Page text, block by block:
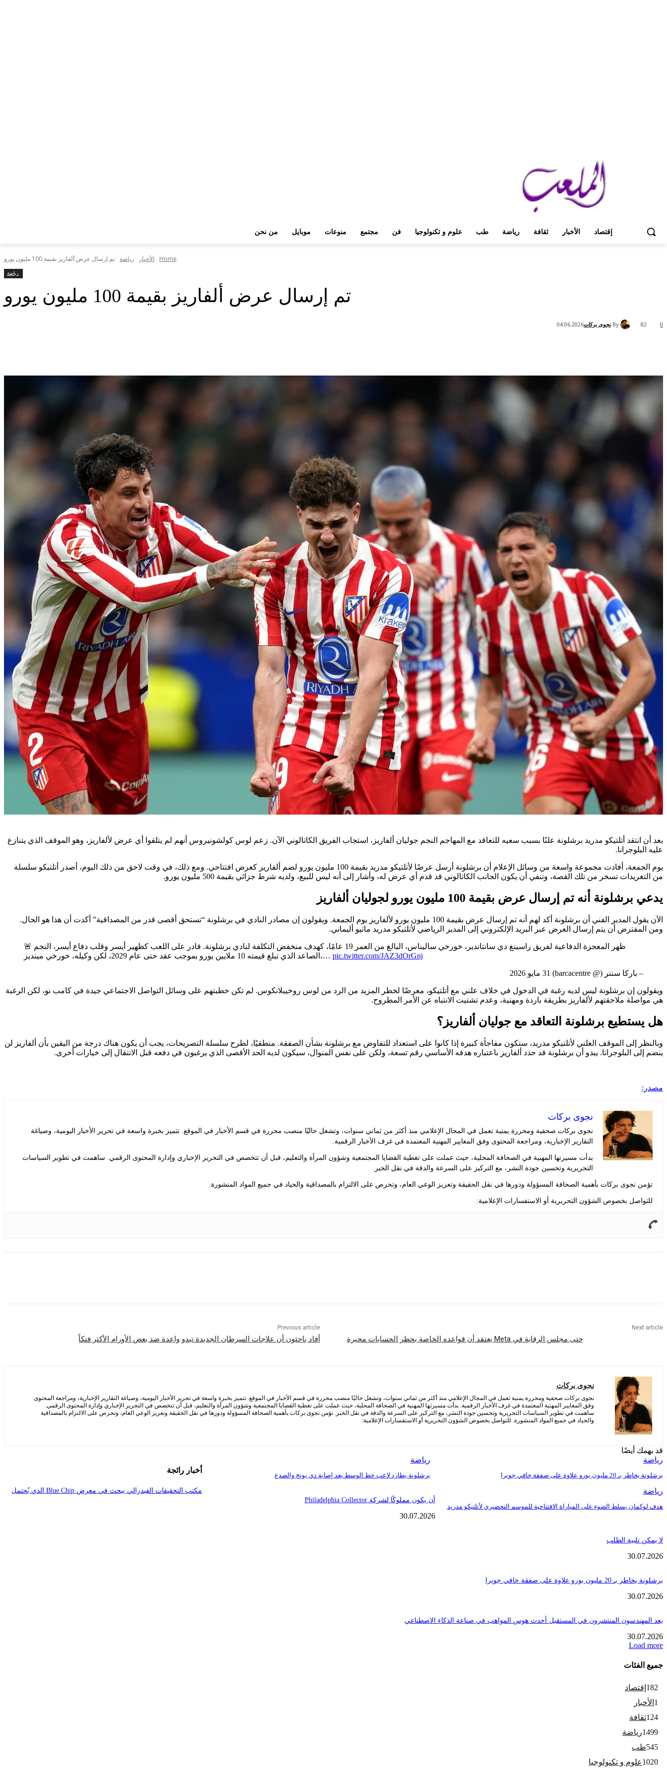
إقتصاد الأخبار ثقافة رياضة طب علوم و تكنولوجيا فن مجتمع منوعات موبايل من نحن
Home الأخبار رياضة تم إرسال عرض ألفاريز بقيمة 100 مليون يورو
رياضة
تم إرسال عرض ألفاريز بقيمة 100 مليون يورو
By نجوى بركات04.06.2026 0
82
بعد أن انتقد أتلتيكو مدريد برشلونة علنًا بسبب سعيه للتعاقد مع المهاجم النجم جوليان ألفاريز، استجاب الفريق الكاتالوني الآن. زعم لوس كولشونيروس أنهم لم يتلقوا أي عرض لألفاريز، وهو الموقف الذي يتنازع
عليه البلوجرانا.
يوم الجمعة، أفادت مجموعة واسعة من وسائل الإعلام أن برشلونة أرسل عرضًا لأتلتيكو مدريد بقيمة 100 مليون يورو لضم ألفاريز كعرض افتتاحي. ومع ذلك، في وقت لاحق من ذلك اليوم، أصدر أتلتيكو سلسلة
من التغريدات تسخر من تلك القصة، وتنفي أن يكون الجانب الكاتالوني قد قدم أي عرض له، وأشار إلى أنه ليس للبيع، ولديه شرط جزائي بقيمة 500 مليون يورو.
يدعي برشلونة أنه تم إرسال عرض بقيمة 100 مليون يورو لجوليان ألفاريز
الآن يقول المدير الفني أن برشلونة أكد لهم أنه تم إرسال عرض بقيمة 100 مليون يورو لألفاريز يوم الجمعة. ويقولون إن مصادر النادي في برشلونة “تستحق أقصى قدر من المصداقية” أكدت أن هذا هو الحال.
ومن المفترض أن يتم إرسال العرض عبر البريد الإلكتروني إلى المدير الرياضي لأتلتيكو مدريد ماتيو أليماني.
🚨 ظهر المعجزة الدفاعية لفريق راسينغ دي سانتاندير، خورخي ساليناس، البالغ من العمر 19 عامًا، كهدف منخفض التكلفة لنادي برشلونة. قادر على اللعب كظهير أيسر وقلب دفاع أيسر، النجم
الصاعد الذي تبلغ قيمته 10 ملايين يورو بموجب عقد حتى عام 2029، لكن وكيله، خورخي مينديز،… pic.twitter.com/JAZ3dOrGnj
– باركا سنتر (@ barcacentre) 31 مايو 2026
ويقولون إن برشلونة ليس لديه رغبة في الدخول في خلاف علني مع أتلتيكو، معرضًا لخطر المزيد من الرد من لوس روخيبلانكوس. لم تكن خطبتهم على وسائل التواصل الاجتماعي جيدة في كامب نو، لكن الرغبة
هي مواصلة ملاحقتهم لألفاريز بطريقة باردة ومهنية، وعدم تشتيت الانتباه عن الأمر المطروح.
هل يستطيع برشلونة التعاقد مع جوليان ألفاريز؟
وبالنظر إلى الموقف العلني لأتلتيكو مدريد، ستكون مفاجأة كبيرة إذا كانوا على استعداد للتفاوض مع برشلونة بشأن الصفقة. منطقيًا، لطرح سلسلة التصريحات، يجب أن يكون هناك درجة من اليقين بأن ألفاريز لن
ينضم إلى البلوجرانا. يبدو أن برشلونة قد حدد ألفاريز باعتباره هدفه الأساسي رقم تسعة، ولكن على نفس المنوال، سيكون لديه الحد الأقصى الذي يرغبون في دفعه قبل الانتقال إلى خيارات أخرى.
مصدر:
نجوى بركات
نجوى بركات صحفية ومحررة يمنية تعمل في المجال الإعلامي منذ أكثر من ثماني سنوات، وتشغل حاليًا منصب محررة في قسم الأخبار في الموقع. تتميز بخبرة واسعة في تحرير الأخبار اليومية، وصياغة
التقارير الإخبارية، ومراجعة المحتوى وفق المعايير المهنية المعتمدة في غرف الأخبار الرقمية.
بدأت مسيرتها المهنية في الصحافة المحلية، حيث عملت على تغطية القضايا المجتمعية وشؤون المرأة والتعليم، قبل أن تتخصص في التحرير الإخباري وإدارة المحتوى الرقمي. ساهمت في تطوير السياسات
التحريرية وتحسين جودة النشر، مع التركيز على السرعة والدقة في نقل الخبر.
تؤمن نجوى بركات بأهمية الصحافة المسؤولة ودورها في نقل الحقيقة وتعزيز الوعي العام، وتحرص على الالتزام بالمصداقية والحياد في جميع المواد المنشورة.
للتواصل بخصوص الشؤون التحريرية أو الاستفسارات الإعلامية:
Previous article
أفاد باحثون أن علاجات السرطان الجديدة تبدو واعدة ضد بعض الأورام الأكثر فتكاً
Next article
حتى مجلس الرقابة في Meta يعتقد أن قواعده الخاصة بحظر الحسابات محيرة
نجوى بركات
نجوى بركات صحفية ومحررة يمنية تعمل في المجال الإعلامي منذ أكثر من ثماني سنوات، وتشغل حاليًا منصب محررة في قسم الأخبار في الموقع. تتميز بخبرة واسعة في تحرير الأخبار اليومية، وصياغة التقارير الإخبارية، ومراجعة المحتوى
وفق المعايير المهنية المعتمدة في غرف الأخبار الرقمية. بدأت مسيرتها المهنية في الصحافة المحلية، حيث عملت على تغطية القضايا المجتمعية وشؤون المرأة والتعليم، قبل أن تتخصص في التحرير الإخباري وإدارة المحتوى الرقمي.
ساهمت في تطوير السياسات التحريرية وتحسين جودة النشر، مع التركيز على السرعة والدقة في نقل الخبر. تؤمن نجوى بركات بأهمية الصحافة المسؤولة ودورها في نقل الحقيقة وتعزيز الوعي العام، وتحرص على الالتزام بالمصداقية
والحياد في جميع المواد المنشورة. للتواصل بخصوص الشؤون التحريرية أو الاستفسارات الإعلامية:
قد يهمك أيضًا
رياضة
برشلونة يخاطر بـ 20 مليون يورو علاوة على صفقة خافي جويرا
رياضة
برشلونة يطارد لاعب خط الوسط بعد إصابة دي يونج والصدع
رياضة
هدف لوكمان يسلط الضوء على المباراة الافتتاحية للموسم التحضيري لأتلتيكو مدريد
أخبار رائجة
مكتب التحقيقات الفيدرالي يبحث في معرض Blue Chip الذي يُحتمل
أن يكون مملوكًا لشركة Philadelphia Collector
30.07.2026
لا يمكن تلبية الطلب
30.07.2026
برشلونة يخاطر بـ 20 مليون يورو علاوة على صفقة خافي جويرا
30.07.2026
يعد المهندسون المنتشرون في المستقبل أحدث هوس المواهب في صناعة الذكاء الاصطناعي
30.07.2026
Load more
جميع الفئات
إقتصاد 182
الأخبار 1
ثقافة124
رياضة1499
طب545
علوم و تكنولوجيا1020